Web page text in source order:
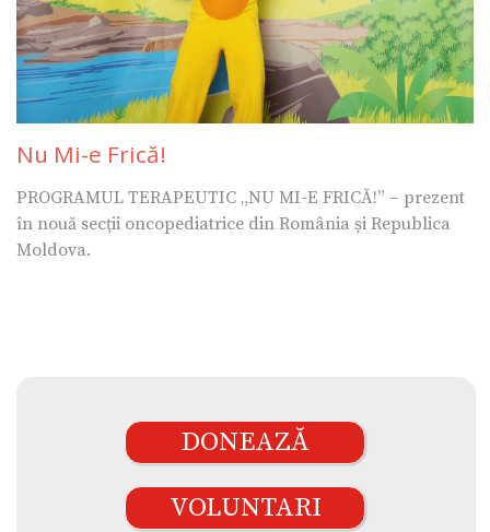
Nu Mi-e Frică!
PROGRAMUL TERAPEUTIC „NU MI-E FRICĂ!” – prezent
în nouă secții oncopediatrice din România și Republica
Moldova.
DONEAZĂ
VOLUNTARI